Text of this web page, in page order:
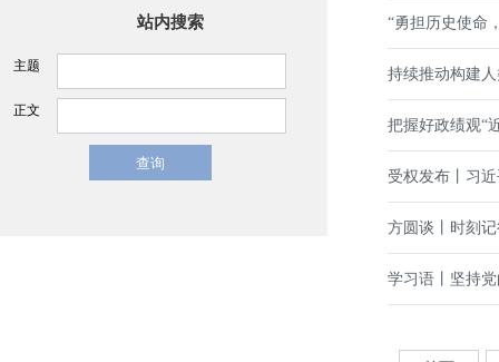
站内搜索
主题
正文
“勇担历史使命
持续推动构建
把握好政绩观“
受权发布丨习
方圆谈丨时刻
学习语丨坚持